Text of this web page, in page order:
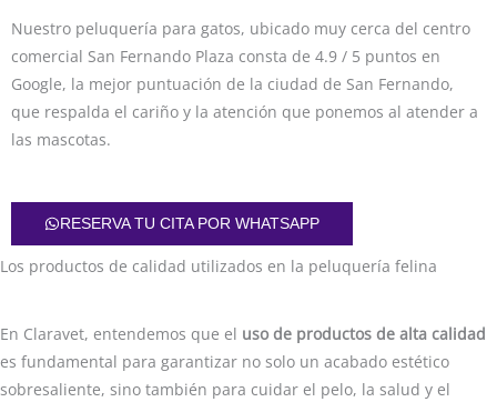
Nuestro peluquería para gatos, ubicado muy cerca del centro
comercial San Fernando Plaza consta de 4.9 / 5 puntos en
Google, la mejor puntuación de la ciudad de San Fernando,
que respalda el cariño y la atención que ponemos al atender a
las mascotas.
RESERVA TU CITA POR WHATSAPP
Los productos de calidad utilizados en la peluquería felina
En Claravet, entendemos que el uso de productos de alta calidad
es fundamental para garantizar no solo un acabado estético
sobresaliente, sino también para cuidar el pelo, la salud y el